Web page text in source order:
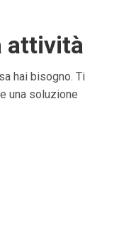
attività
hai bisogno. Ti
una soluzione